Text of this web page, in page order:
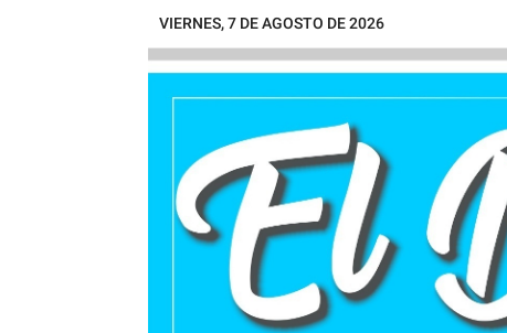
VIERNES, 7 DE AGOSTO DE 2026